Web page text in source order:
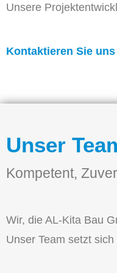
Unsere
Kontaktieren Sie
Unser
Kompetent,
Wir, die AL-Kita Bau
Unser Team setzt